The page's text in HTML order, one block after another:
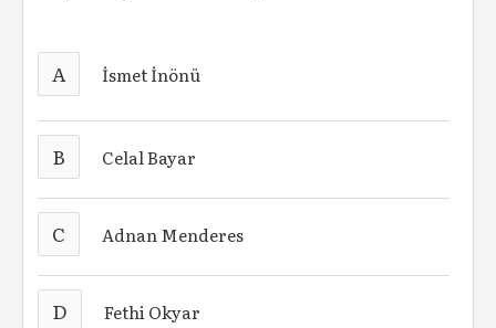
A İsmet İnönü
B Celal Bayar
C Adnan Menderes
D Fethi Okyar